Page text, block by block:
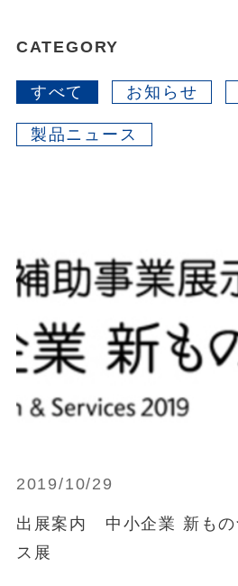
CATEGORY
すべて お知らせ
製品ニュース
2019/10/29
出展案内 中小企業 新もの
ス展